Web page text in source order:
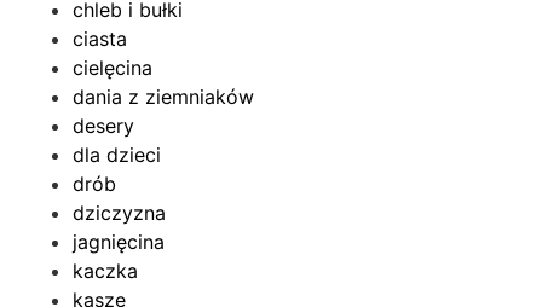
chleb i bułki
ciasta
cielęcina
dania z ziemniaków
desery
dla dzieci
drób
dziczyzna
jagnięcina
kaczka
kasze